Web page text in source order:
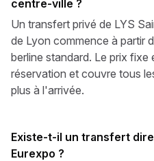
centre-ville ?
Un transfert privé de LYS
de Lyon commence à partir
berline standard. Le prix fixe
réservation et couvre tous
plus à l'arrivée.
Existe-t-il un transfert
Eurexpo ?